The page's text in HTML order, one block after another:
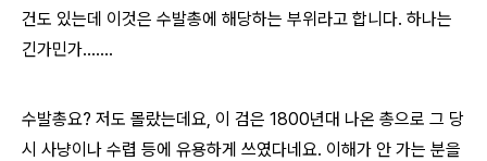
건도 있는데 이것은 수발총에 해당하는 부위라고 합니다. 하나는
긴가민가.......
수발총요? 저도 몰랐는데요, 이 검은 1800년대 나온 총으로 그 당
시 사냥이나 수렵 등에 유용하게 쓰였다네요. 이해가 안 가는 분을